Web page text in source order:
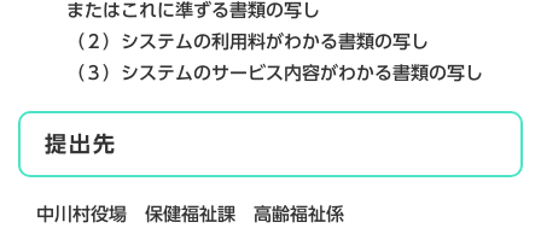
またはこれに準ずる書類の写し
（２）システムの利用料がわかる書類の写し
（３）システムのサービス内容がわかる書類の写し
提出先
中川村役場 保健福祉課 高齢福祉係